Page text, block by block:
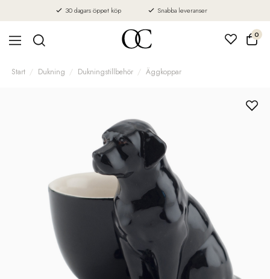
30 dagars öppet köp Snabba leveranser
0
Start Dukning Dukningstillbehör Äggkoppar